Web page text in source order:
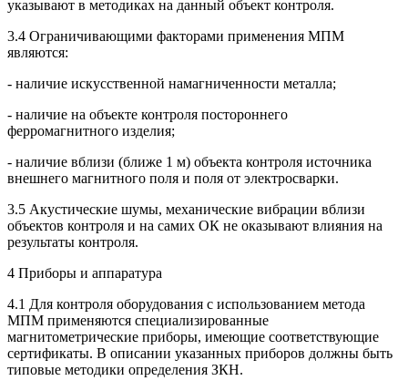
указывают в методиках на данный объект контроля.
3.4 Ограничивающими факторами применения МПМ
являются:
- наличие искусственной намагниченности металла;
- наличие на объекте контроля постороннего
ферромагнитного изделия;
- наличие вблизи (ближе 1 м) объекта контроля источника
внешнего магнитного поля и поля от электросварки.
3.5 Акустические шумы, механические вибрации вблизи
объектов контроля и на самих ОК не оказывают влияния на
результаты контроля.
4 Приборы и аппаратура
4.1 Для контроля оборудования с использованием метода
МПМ применяются специализированные
магнитометрические приборы, имеющие соответствующие
сертификаты. В описании указанных приборов должны быть
типовые методики определения ЗКН.